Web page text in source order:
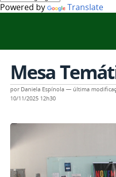
Powered by Translate
Mesa
por Daniela Espínola — última
10/11/2025 12h30